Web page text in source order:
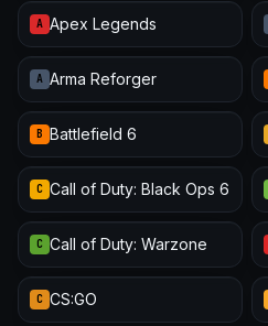
A Apex Legends
A Arma Reforger
B Battlefield 6
C Call of Duty: Black Ops 6
C Call of Duty: Warzone
C CS:GO